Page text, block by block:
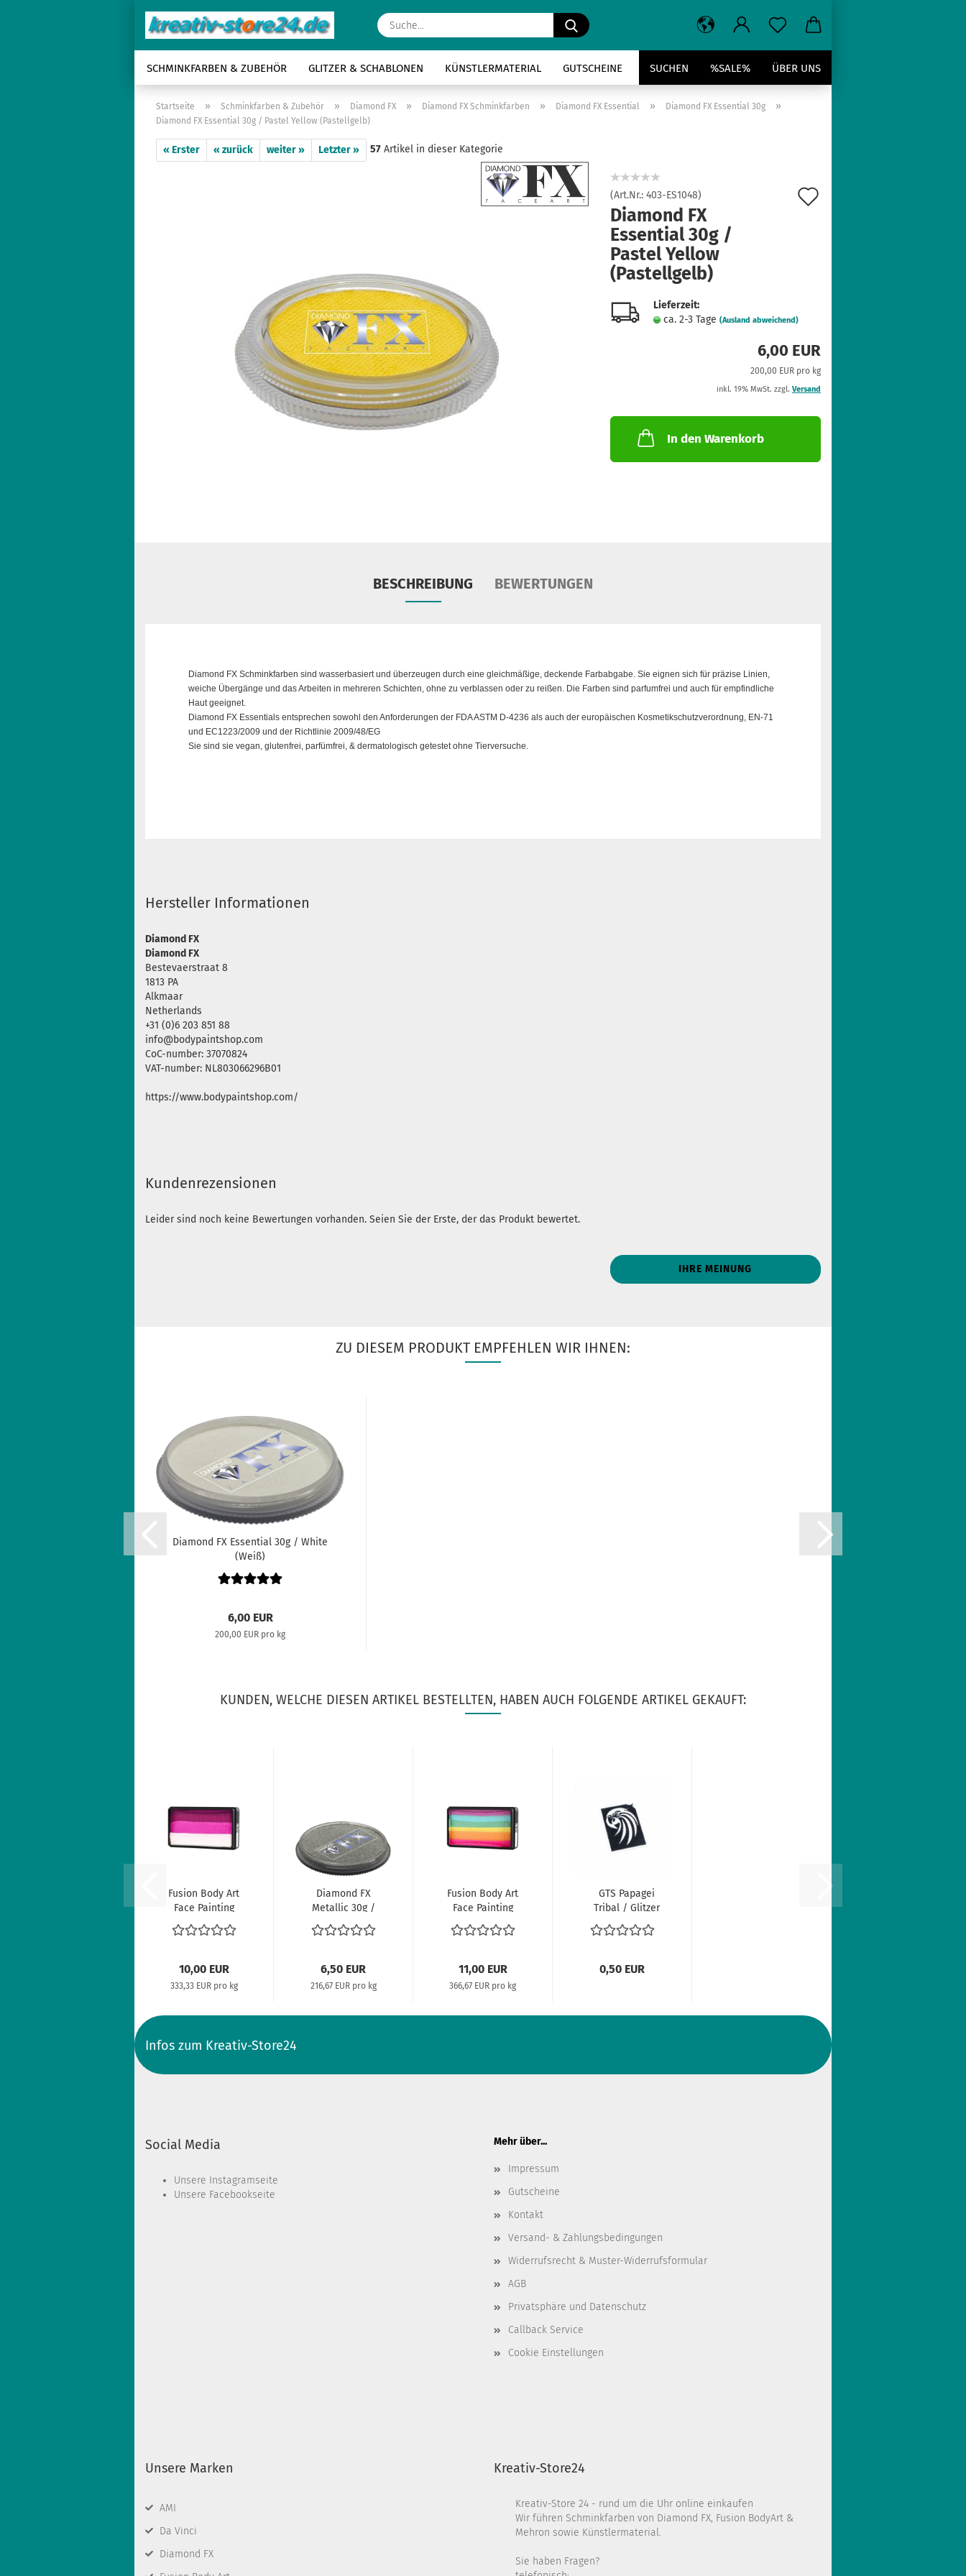
Suche...
SCHMINKFARBEN & ZUBEHÖR GLITZER & SCHABLONEN KÜNSTLERMATERIAL GUTSCHEINE SUCHEN %SALE% ÜBER UNS
Startseite » Schminkfarben & Zubehör » Diamond FX » Diamond FX Schminkfarben » Diamond FX Essential » Diamond FX Essential 30g »
Diamond FX Essential 30g / Pastel Yellow (Pastellgelb)
« Erster « zurück weiter » Letzter » 57 Artikel in dieser Kategorie
(Art.Nr.: 403-ES1048)
Diamond FX
Essential 30g /
Pastel Yellow
(Pastellgelb)
Lieferzeit:
ca. 2-3 Tage (Ausland abweichend)
6,00 EUR
200,00 EUR pro kg
inkl. 19% MwSt. zzgl. Versand
In den Warenkorb
BESCHREIBUNG BEWERTUNGEN
Diamond FX Schminkfarben sind wasserbasiert und überzeugen durch eine gleichmäßige, deckende Farbabgabe. Sie eignen sich für präzise Linien,
weiche Übergänge und das Arbeiten in mehreren Schichten, ohne zu verblassen oder zu reißen. Die Farben sind parfumfrei und auch für empfindliche
Haut geeignet.
Diamond FX Essentials entsprechen sowohl den Anforderungen der FDA ASTM D-4236 als auch der europäischen Kosmetikschutzverordnung, EN-71
und EC1223/2009 und der Richtlinie 2009/48/EG
Sie sind sie vegan, glutenfrei, parfümfrei, & dermatologisch getestet ohne Tierversuche.
Hersteller Informationen
Diamond FX
Diamond FX
Bestevaerstraat 8
1813 PA
Alkmaar
Netherlands
+31 (0)6 203 851 88
info@bodypaintshop.com
CoC-number: 37070824
VAT-number: NL803066296B01
https://www.bodypaintshop.com/
Kundenrezensionen
Leider sind noch keine Bewertungen vorhanden. Seien Sie der Erste, der das Produkt bewertet.
IHRE MEINUNG
ZU DIESEM PRODUKT EMPFEHLEN WIR IHNEN:
Diamond FX Essential 30g / White
(Weiß)
6,00 EUR
200,00 EUR pro kg
KUNDEN, WELCHE DIESEN ARTIKEL BESTELLTEN, HABEN AUCH FOLGENDE ARTIKEL GEKAUFT:
Fusion Body Art
Face Painting
Split Cake...
10,00 EUR
333,33 EUR pro kg
Diamond FX
Metallic 30g /
Silver (Silber)...
6,50 EUR
216,67 EUR pro kg
Fusion Body Art
Face Painting
Split Cake...
11,00 EUR
366,67 EUR pro kg
GTS Papagei
Tribal / Glitzer
Tattooschablone...
0,50 EUR
Infos zum Kreativ-Store24
Social Media
Unsere Instagramseite
Unsere Facebookseite
Mehr über...
Impressum
Gutscheine
Kontakt
Versand- & Zahlungsbedingungen
Widerrufsrecht & Muster-Widerrufsformular
AGB
Privatsphäre und Datenschutz
Callback Service
Cookie Einstellungen
Unsere Marken
AMI
Da Vinci
Diamond FX
Kreativ-Store24
Kreativ-Store 24 - rund um die Uhr online einkaufen
Wir führen Schminkfarben von Diamond FX, Fusion BodyArt &
Mehron sowie Künstlermaterial.
Sie haben Fragen?